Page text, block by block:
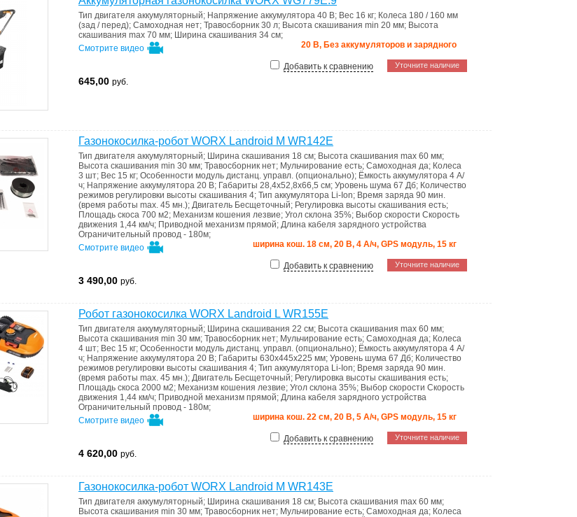
Тип двигателя аккумуляторный; Напряжение аккумулятора 40 В; Вес 16 кг; Колеса 180 / 160 мм
(зад / перед); Самоходная нет; Травосборник 30 л; Высота скашивания min 20 мм; Высота
скашивания max 70 мм; Ширина скашивания 34 см;
20 В, Без аккумуляторов и зарядного
Смотрите видео
Уточните наличие
Добавить к сравнению
645,00 руб.
Газонокосилка-робот WORX Landroid M WR142E
Тип двигателя аккумуляторный; Ширина скашивания 18 см; Высота скашивания max 60 мм;
Высота скашивания min 30 мм; Травосборник нет; Мульчирование есть; Самоходная да; Колеса
3 шт; Вес 15 кг; Особенности модуль дистанц. управл. (опционально); Ёмкость аккумулятора 4 А/
ч; Напряжение аккумулятора 20 В; Габариты 28,4х52,8х66,5 см; Уровень шума 67 Дб; Количество
режимов регулировки высоты скашивания 4; Тип аккумулятора Li-Ion; Время заряда 90 мин.
(время работы max. 45 мн.); Двигатель Бесщеточный; Регулировка высоты скашивания есть;
Площадь скоса 700 м2; Механизм кошения лезвие; Угол склона 35%; Выбор скорости Скорость
движения 1,44 км/ч; Приводной механизм прямой; Длина кабеля зарядного устройства
Ограничительный провод - 180м;
ширина кош. 18 см, 20 В, 4 А/ч, GPS модуль, 15 кг
Смотрите видео
Уточните наличие
Добавить к сравнению
3 490,00 руб.
Робот газонокосилка WORX Landroid L WR155E
Тип двигателя аккумуляторный; Ширина скашивания 22 см; Высота скашивания max 60 мм;
Высота скашивания min 30 мм; Травосборник нет; Мульчирование есть; Самоходная да; Колеса
4 шт; Вес 15 кг; Особенности модуль дистанц. управл. (опционально); Ёмкость аккумулятора 4 А/
ч; Напряжение аккумулятора 20 В; Габариты 630х445х225 мм; Уровень шума 67 Дб; Количество
режимов регулировки высоты скашивания 4; Тип аккумулятора Li-Ion; Время заряда 90 мин.
(время работы max. 45 мн.); Двигатель Бесщеточный; Регулировка высоты скашивания есть;
Площадь скоса 2000 м2; Механизм кошения лезвие; Угол склона 35%; Выбор скорости Скорость
движения 1,44 км/ч; Приводной механизм прямой; Длина кабеля зарядного устройства
Ограничительный провод - 180м;
ширина кош. 22 см, 20 В, 5 А/ч, GPS модуль, 15 кг
Смотрите видео
Уточните наличие
Добавить к сравнению
4 620,00 руб.
Газонокосилка-робот WORX Landroid M WR143E
Тип двигателя аккумуляторный; Ширина скашивания 18 см; Высота скашивания max 60 мм;
Высота скашивания min 30 мм; Травосборник нет; Мульчирование есть; Самоходная да; Колеса